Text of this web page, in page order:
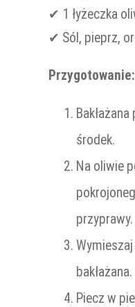
✔ 1 łyżeczka
✔ Sól, pieprz,
Przygotowanie:
środek.
Na oliwie
przyprawy.
bakłażana.
Piecz w